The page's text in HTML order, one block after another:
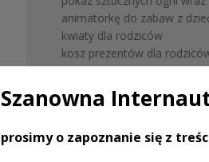
 animatorkę do zabaw z
 kwiaty dla rodziców
 kosz prezentów dla
 dodatkową dekorację
 eleganckie szarfy na krzesła
 bańki mydlane
 kapelę góralską
Szanowna
prosimy o zapoznanie się z